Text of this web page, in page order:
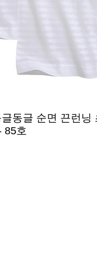
동글 순면 끈런닝
85호